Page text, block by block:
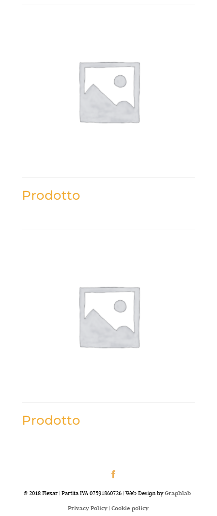
Prodotto
Prodotto
@ 2018 Flexar | Partita IVA 07591860726 | Web Design byGraphlab|
Privacy Policy |Cookie policy